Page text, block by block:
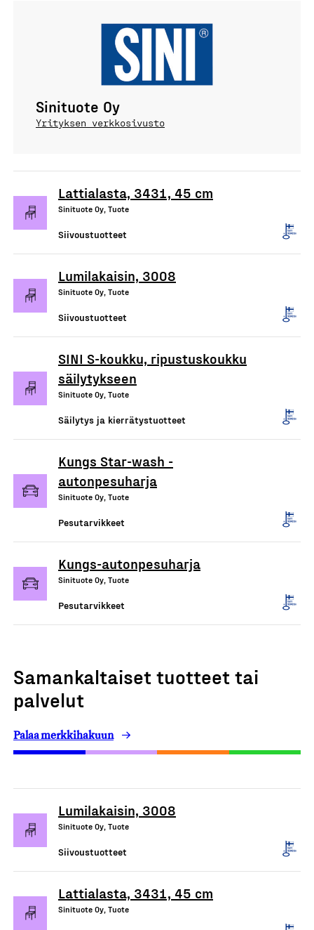
Sinituote Oy
Yrityksen verkkosivusto
Lattialasta, 3431, 45 cm
Sinituote Oy, Tuote
Siivoustuotteet
Lumilakaisin, 3008
Sinituote Oy, Tuote
Siivoustuotteet
SINI S-koukku, ripustuskoukku
säilytykseen
Sinituote Oy, Tuote
Säilytys ja kierrätystuotteet
Kungs Star-wash -
autonpesuharja
Sinituote Oy, Tuote
Pesutarvikkeet
Kungs-autonpesuharja
Sinituote Oy, Tuote
Pesutarvikkeet
Samankaltaiset tuotteet tai
palvelut
Palaa merkkihakuun
Lumilakaisin, 3008
Sinituote Oy, Tuote
Siivoustuotteet
Lattialasta, 3431, 45 cm
Sinituote Oy, Tuote